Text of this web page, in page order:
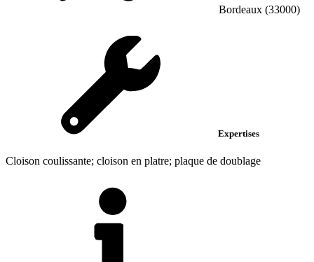
Bordeaux (33000)
Expertises
Cloison coulissante; cloison en platre; plaque de doublage